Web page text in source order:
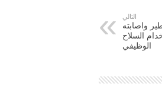
التالي
واصابته
السلاح
الوظيفي